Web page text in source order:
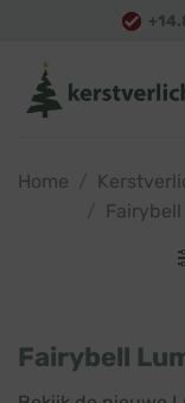
content
Home
Fairybell
Fairybell